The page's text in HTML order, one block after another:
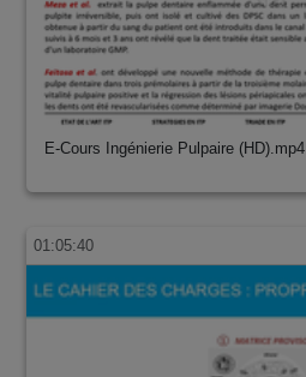
E-Cours Ingénierie Pulpaire (HD).mp4
01:05:40